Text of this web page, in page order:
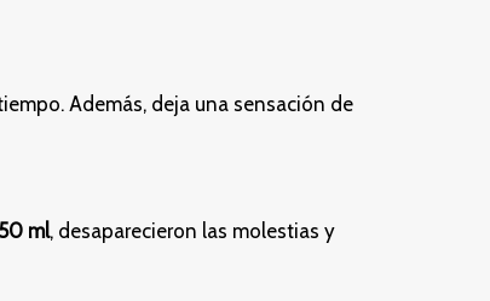
Además, deja una sensación de
ml, desaparecieron las molestias y